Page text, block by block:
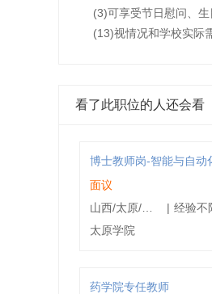
(3)可享受节日慰问、
(13)视情况和学校实际
看了此职位的人还会看
博士教师岗-智能与自动
面议
| 经验不
太原学院
药学院专任教师